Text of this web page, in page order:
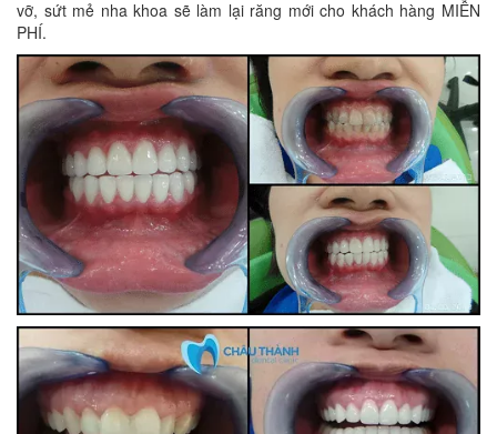
vỡ, sứt mẻ nha khoa sẽ làm lại răng mới cho khách hàng MIỄN
PHÍ.